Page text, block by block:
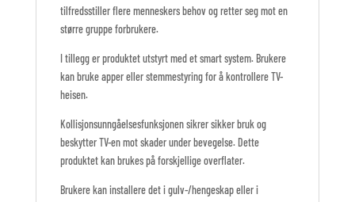
tilfredsstiller flere menneskers behov og retter seg mot en
større gruppe forbrukere.
I tillegg er produktet utstyrt med et smart system. Brukere
kan bruke apper eller stemmestyring for å kontrollere TV-
heisen.
Kollisjonsunngåelsesfunksjonen sikrer sikker bruk og
beskytter TV-en mot skader under bevegelse. Dette
produktet kan brukes på forskjellige overflater.
Brukere kan installere det i gulv-/hengeskap eller i